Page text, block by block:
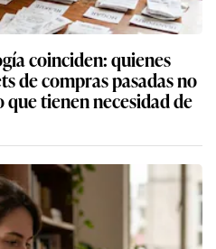
coinciden: quienes
de compras pasadas no
tienen necesidad de